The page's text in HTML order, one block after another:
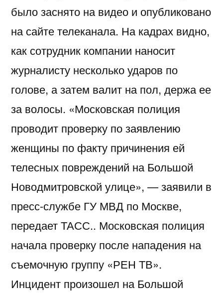
было заснято на видео и опубликовано
на сайте телеканала. На кадрах видно,
как сотрудник компании наносит
журналисту несколько ударов по
голове, а затем валит на пол, держа ее
за волосы. «Московская полиция
проводит проверку по заявлению
женщины по факту причинения ей
телесных повреждений на Большой
Новодмитровской улице», — заявили в
пресс-службе ГУ МВД по Москве,
передает ТАСС.. Московская полиция
начала проверку после нападения на
съемочную группу «РЕН ТВ».
Инцидент произошел на Большой